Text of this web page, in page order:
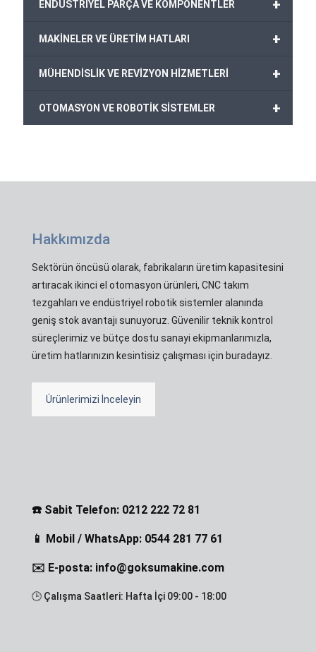
+
ENDÜSTRİYEL PARÇA VE KOMPONENTLER
+
MAKİNELER VE ÜRETİM HATLARI
+
MÜHENDİSLİK VE REVİZYON HİZMETLERİ
+
OTOMASYON VE ROBOTİK SİSTEMLER
Hakkımızda
Sektörün öncüsü olarak, fabrikaların üretim kapasitesini
artıracak ikinci el otomasyon ürünleri, CNC takım
tezgahları ve endüstriyel robotik sistemler alanında
geniş stok avantajı sunuyoruz. Güvenilir teknik kontrol
süreçlerimiz ve bütçe dostu sanayi ekipmanlarımızla,
üretim hatlarınızın kesintisiz çalışması için buradayız.
Ürünlerimizi İnceleyin
☎️ Sabit Telefon: 0212 222 72 81
📱 Mobil / WhatsApp: 0544 281 77 61
✉️ E-posta: info@goksumakine.com
🕒 Çalışma Saatleri: Hafta İçi 09:00 - 18:00